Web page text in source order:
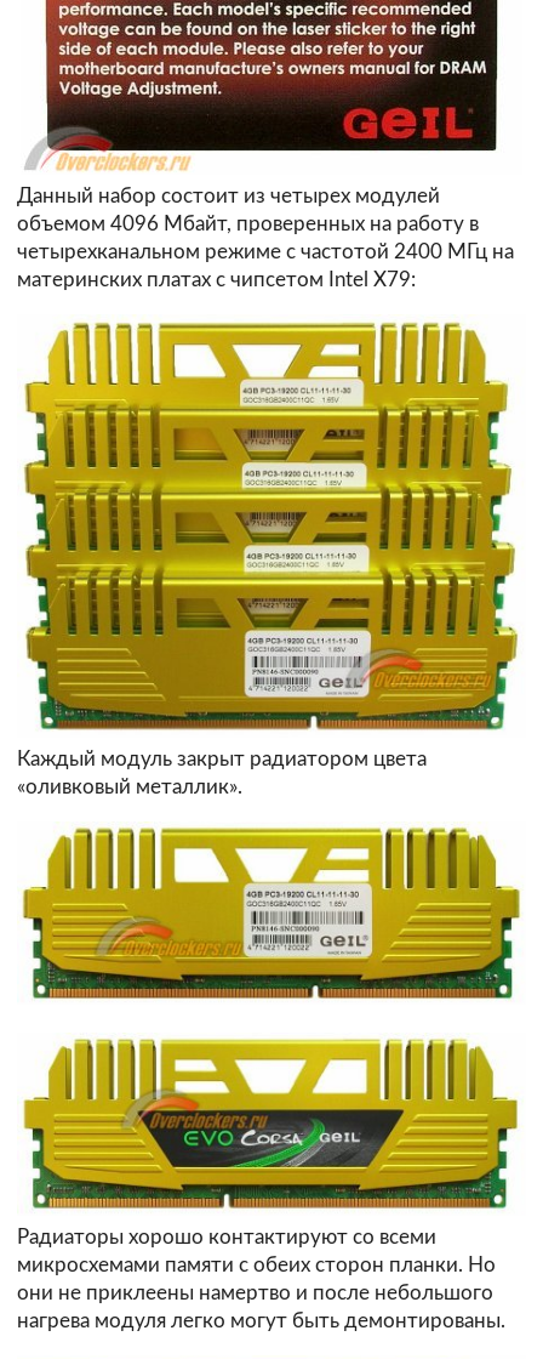
Данный набор состоит из четырех модулей
объемом 4096 Мбайт, проверенных на работу в
четырехканальном режиме с частотой 2400 МГц на
материнских платах с чипсетом Intel X79:
Каждый модуль закрыт радиатором цвета
«оливковый металлик».
Радиаторы хорошо контактируют со всеми
микросхемами памяти с обеих сторон планки. Но
они не приклеены намертво и после небольшого
нагрева модуля легко могут быть демонтированы.